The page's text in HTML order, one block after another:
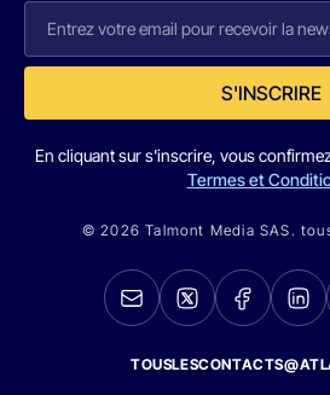
S'INSCRIRE
En cliquant sur s'inscrire, vous
Termes et
© 2026 Talmont Media SAS.